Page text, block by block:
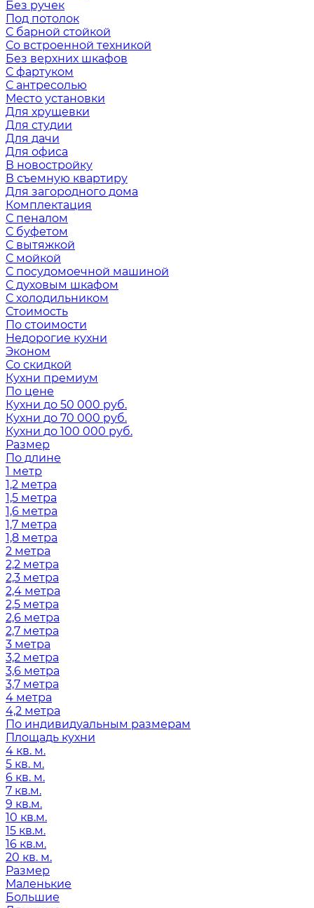
Без ручек
Под потолок
С барной стойкой
Со встроенной техникой
Без верхних шкафов
С фартуком
С антресолью
Место установки
Для хрущевки
Для студии
Для дачи
Для офиса
В новостройку
В съемную квартиру
Для загородного дома
Комплектация
С пеналом
С буфетом
С вытяжкой
С мойкой
С посудомоечной машиной
С духовым шкафом
С холодильником
Стоимость
По стоимости
Недорогие кухни
Эконом
Со скидкой
Кухни премиум
По цене
Кухни до 50 000 руб.
Кухни до 70 000 руб.
Кухни до 100 000 руб.
Размер
По длине
1 метр
1,2 метра
1,5 метра
1,6 метра
1,7 метра
1,8 метра
2 метра
2,2 метра
2,3 метра
2,4 метра
2,5 метра
2,6 метра
2,7 метра
3 метра
3,2 метра
3,6 метра
3,7 метра
4 метра
4,2 метра
По индивидуальным размерам
Площадь кухни
4 кв. м.
5 кв. м.
6 кв. м.
7 кв.м.
9 кв.м.
10 кв.м.
15 кв.м.
16 кв.м.
20 кв. м.
Размер
Маленькие
Большие